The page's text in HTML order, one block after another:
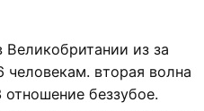
Великобритании из за
вторая волна
беззубое.